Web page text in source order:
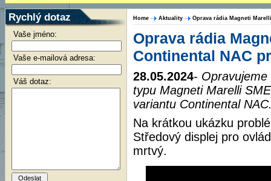
Rychlý dotaz
Vaše jméno:
Vaše e-mailová adresa:
Váš dotaz:
Home Aktuality Oprava rádia Magneti
Oprava rádia
Continental NAC
28.05.2024-
typu Magneti Marelli
variantu Continental
Na krátkou ukázku
Středový displej pro
mrtvý.